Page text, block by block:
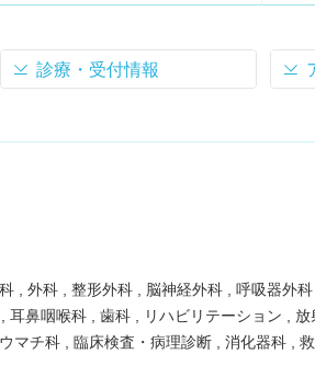
診療・受付情報
外科 整形外科 脳神経外科 呼吸器外科
耳鼻咽喉科 歯科 リハビリテーション 放
マチ科 臨床検査・病理診断 消化器科